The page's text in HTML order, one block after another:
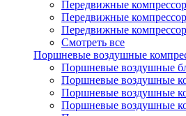
Передвижные
Передвижные
Передвижные
Смотреть все
Поршневые воздушные
Поршневые воздушные
Поршневые воздушные
Поршневые воздушные
Поршневые воздушные